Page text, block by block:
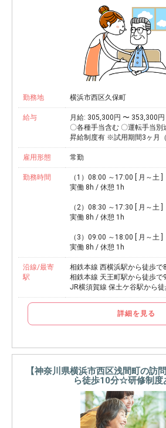
勤務地 横浜市西区久保町
給与
月給: 305,300円 〜 353,300円
〇各種手当含む 〇運転手当別
昇給制度有 ※試用期間3ヶ月（
雇用形態 常勤
勤務時間
（1）08:00 ～17:00 [ 月～土 ]
実働 8h / 休憩 1h
（2）08:30 ～17:30 [ 月～土 ]
実働 8h / 休憩 1h
（3）09:00 ～18:00 [ 月～土 ]
実働 8h / 休憩 1h
沿線/最寄
駅
相鉄本線 西横浜駅から徒歩で
相鉄本線 天王町駅から徒歩で
JR横須賀線 保土ケ谷駅から
詳細を見る
【神奈川県横浜市西区浅間町の訪
ら徒歩10分☆研修制